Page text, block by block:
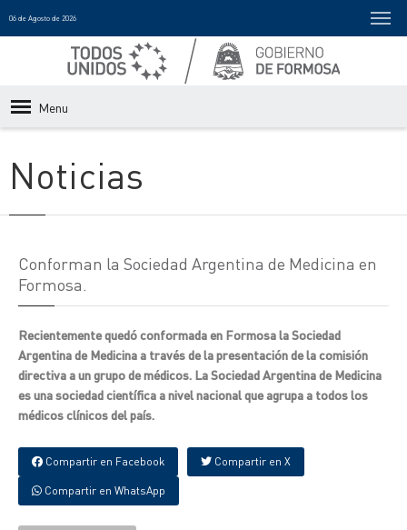
06 de Agosto de 2026
Menu
Noticias
Conforman la Sociedad Argentina de Medicina en
Formosa.
Recientemente quedó conformada en Formosa la Sociedad
Argentina de Medicina a través de la presentación de la comisión
directiva a un grupo de médicos. La Sociedad Argentina de Medicina
es una sociedad científica a nivel nacional que agrupa a todos los
médicos clínicos del país.
Compartir en Facebook Compartir en X
Compartir en WhatsApp